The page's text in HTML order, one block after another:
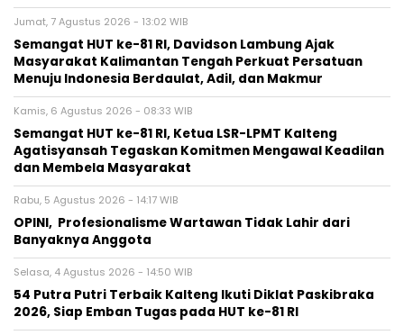
Jumat, 7 Agustus 2026 - 13:02 WIB
Semangat HUT ke-81 RI, Davidson Lambung Ajak
Masyarakat Kalimantan Tengah Perkuat Persatuan
Menuju Indonesia Berdaulat, Adil, dan Makmur
Kamis, 6 Agustus 2026 - 08:33 WIB
Semangat HUT ke-81 RI, Ketua LSR-LPMT Kalteng
Agatisyansah Tegaskan Komitmen Mengawal Keadilan
dan Membela Masyarakat
Rabu, 5 Agustus 2026 - 14:17 WIB
OPINI, Profesionalisme Wartawan Tidak Lahir dari
Banyaknya Anggota
Selasa, 4 Agustus 2026 - 14:50 WIB
54 Putra Putri Terbaik Kalteng Ikuti Diklat Paskibraka
2026, Siap Emban Tugas pada HUT ke-81 RI